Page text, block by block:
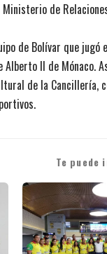
de
de Bolívar que
II de Mónaco.
de la
Te puede